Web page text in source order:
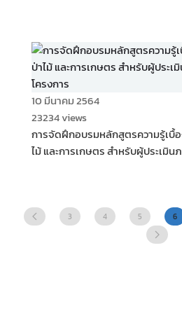
10 มีนาคม 2564
23234 views
การจัดฝึกอบรมหลักสูตรความรู้เบื้
ไม้ และการเกษตร สำหรับผู้ประเมิ
3 4 5 6